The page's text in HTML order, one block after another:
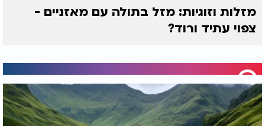
מזלות וזוגיות: מזל בתולה עם מאזניים -
צפוי עתיד ורוד?